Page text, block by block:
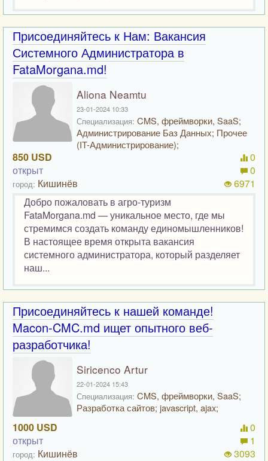
Присоединяйтесь к Нам: Вакансия
Системного Администратора в
FataMorgana.md!
Aliona Neamtu
23-01-2024 10:33
Специализация: CMS, фреймворки, SaaS;
Администрирование Баз Данных; Прочее
(IT-Администрирование);
850 USD
открыт
город: Кишинёв
0
0
6971
Добро пожаловать в агро-туризм
FataMorgana.md — уникальное место, где мы
стремимся создать команду единомышленников!
В настоящее время открыта вакансия
системного администратора, который разделяет
наш...
Присоединяйтесь к нашей команде!
Macon-CMC.md ищет опытного веб-
разработчика!
Siricenco Artur
22-01-2024 15:43
Специализация: CMS, фреймворки, SaaS;
Разработка сайтов; javascript, ajax;
1000 USD
открыт
город: Кишинёв
0
1
3093